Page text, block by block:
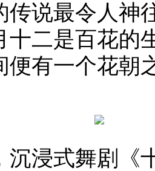
传说最令人神
十二是百花的
便有一个花朝
沉浸式舞剧《